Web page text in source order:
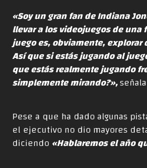
«Soy un gran fan de Indiana
llevar a los videojuegos de una
juego es, obviamente, explorar
Así que si estás jugando al
que estás realmente jugando
simplemente mirando?»,
Pese a que ha dado algunas
el ejecutivo no dio mayores
diciendo«Hablaremos el año